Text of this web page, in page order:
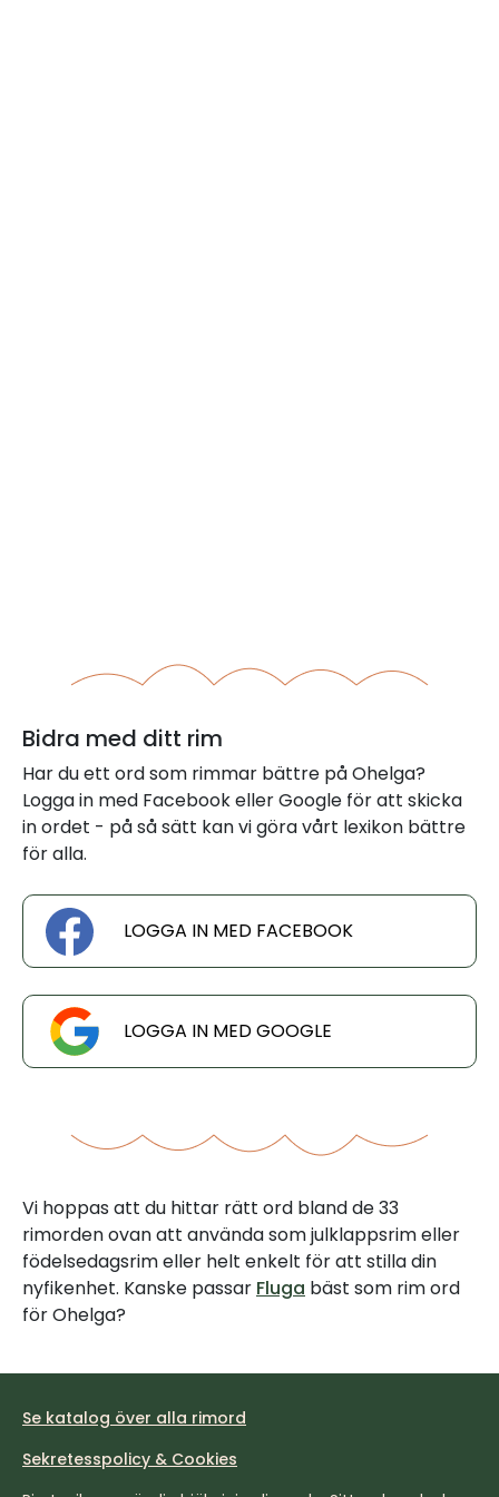
Bidra med ditt rim
Har du ett ord som rimmar bättre på Ohelga?
Logga in med Facebook eller Google för att skicka
in ordet - på så sätt kan vi göra vårt lexikon bättre
för alla.
LOGGA IN MED FACEBOOK
LOGGA IN MED GOOGLE
Vi hoppas att du hittar rätt ord bland de 33
rimorden ovan att använda som julklappsrim eller
födelsedagsrim eller helt enkelt för att stilla din
nyfikenhet. Kanske passar Fluga bäst som rim ord
för Ohelga?
Se katalog över alla rimord
Sekretesspolicy & Cookies